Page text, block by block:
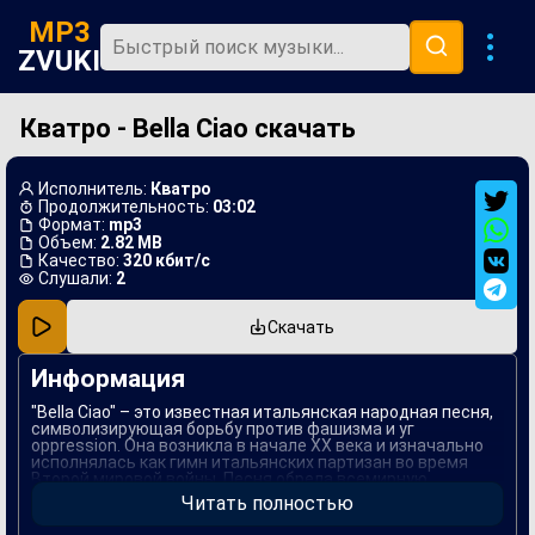
MP3
ZVUKI
Главная
Популярная
В машину
Музыка 80х
Ремиксы
Кватро - Bella Ciao скачать
Исполнитель: Кватро
Продолжительность: 03:02
Формат: mp3
Объем: 2.82 MB
Качество: 320 кбит/с
Слушали: 2
Скачать
Информация
"Bella Ciao" – это известная итальянская народная песня,
символизирующая борьбу против фашизма и уг
oppression. Она возникла в начале XX века и изначально
исполнялась как гимн итальянских партизан во время
Второй мировой войны. Песня обрела всемирную
известность благодаря своей мощной мелодии и
содержательным текстам, отражающим дух революции и
Читать полностью